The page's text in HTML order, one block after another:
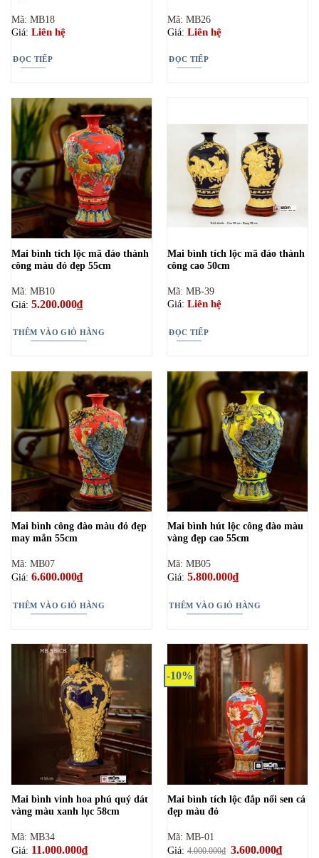
Mã: MB18
Giá: Liên hệ
ĐỌC TIẾP
Mã: MB26
Giá: Liên hệ
ĐỌC TIẾP
Mai bình tích lộc mã đáo thành
công màu đỏ đẹp 55cm
Mã: MB10
Giá: 5.200.000₫
THÊM VÀO GIỎ HÀNG
Mai bình tích lộc mã đáo thành
công cao 50cm
Mã: MB-39
Giá: Liên hệ
ĐỌC TIẾP
Mai bình công đào màu đỏ đẹp
may mắn 55cm
Mã: MB07
Giá: 6.600.000₫
THÊM VÀO GIỎ HÀNG
Mai bình hút lộc công đào màu
vàng đẹp cao 55cm
Mã: MB05
Giá: 5.800.000₫
THÊM VÀO GIỎ HÀNG
Mai bình vinh hoa phú quý dát
vàng màu xanh lục 58cm
Mã: MB34
Giá: 11.000.000₫
-10%
Mai bình tích lộc đắp nổi sen cá
đẹp màu đỏ
Mã: MB-01
Giá:4.000.000₫ Giá
3.600.000₫Giá